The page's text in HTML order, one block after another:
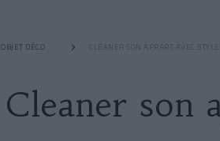
OBJET DÉCO CLEANER SON APPART AVEC STYLE !
Cleaner son